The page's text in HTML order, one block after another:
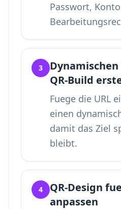
Passwort,
3
Dynamischen
QR-Build
Fuege die URL
einen
damit das Ziel
bleibt.
4
QR-Design
anpassen